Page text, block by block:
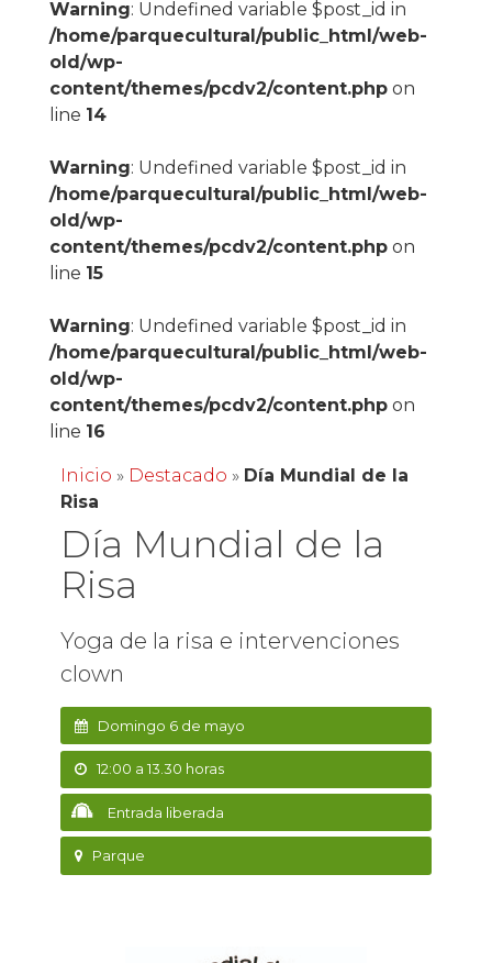
Warning: Undefined variable $post_id in
/home/parquecultural/public_html/web-
old/wp-
content/themes/pcdv2/content.phpon
line 14
Warning: Undefined variable $post_id in
/home/parquecultural/public_html/web-
old/wp-
content/themes/pcdv2/content.phpon
line 15
Warning: Undefined variable $post_id in
/home/parquecultural/public_html/web-
old/wp-
content/themes/pcdv2/content.phpon
line 16
Inicio » Destacado » Día Mundial de la
Risa
Día Mundial de la
Risa
Yoga de la risa e intervenciones
clown
Domingo 6 de mayo
12:00 a 13.30 horas
Entrada liberada
Parque